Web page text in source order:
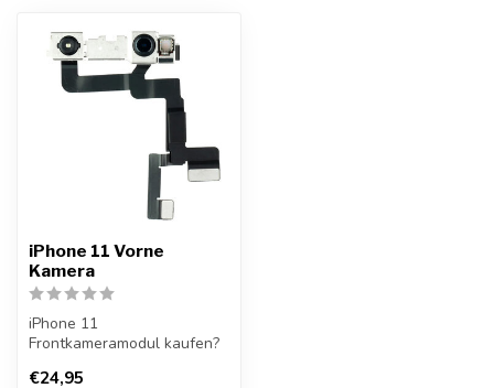
iPhone 11 Vorne
Kamera
iPhone 11
Frontkameramodul kaufen?
der Frontkamera au...
€24,95